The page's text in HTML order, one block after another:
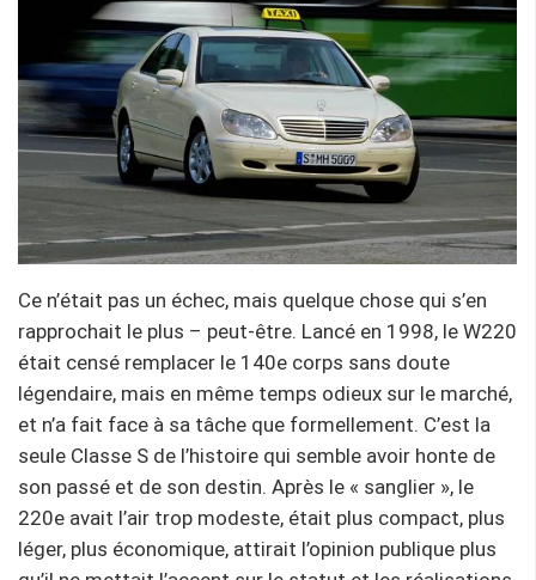
Ce n’était pas un échec, mais quelque chose qui s’en
rapprochait le plus – peut-être. Lancé en 1998, le W220
était censé remplacer le 140e corps sans doute
légendaire, mais en même temps odieux sur le marché,
et n’a fait face à sa tâche que formellement. C’est la
seule Classe S de l’histoire qui semble avoir honte de
son passé et de son destin. Après le « sanglier », le
220e avait l’air trop modeste, était plus compact, plus
léger, plus économique, attirait l’opinion publique plus